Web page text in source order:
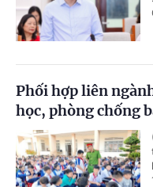
Phối hợp liên
học, phòng chống